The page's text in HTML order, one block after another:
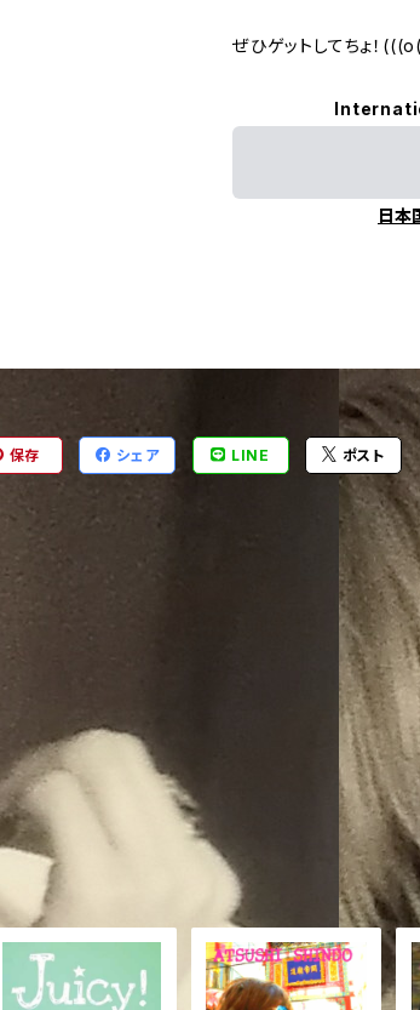
ぜひゲットしてちょ！
日本
保存 シェア LINE ポスト